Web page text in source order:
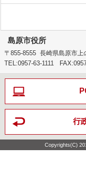
島原市役所
〒855-8555 長崎県島原市上
TEL:0957-63-1111
行
Copyrights(C)